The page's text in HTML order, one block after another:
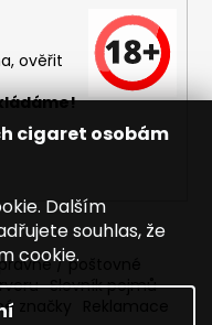
cigaret osobám
Dalším
souhlas, že
cookie.
ověřit
/ poštovné
Slovník pojmů
značky